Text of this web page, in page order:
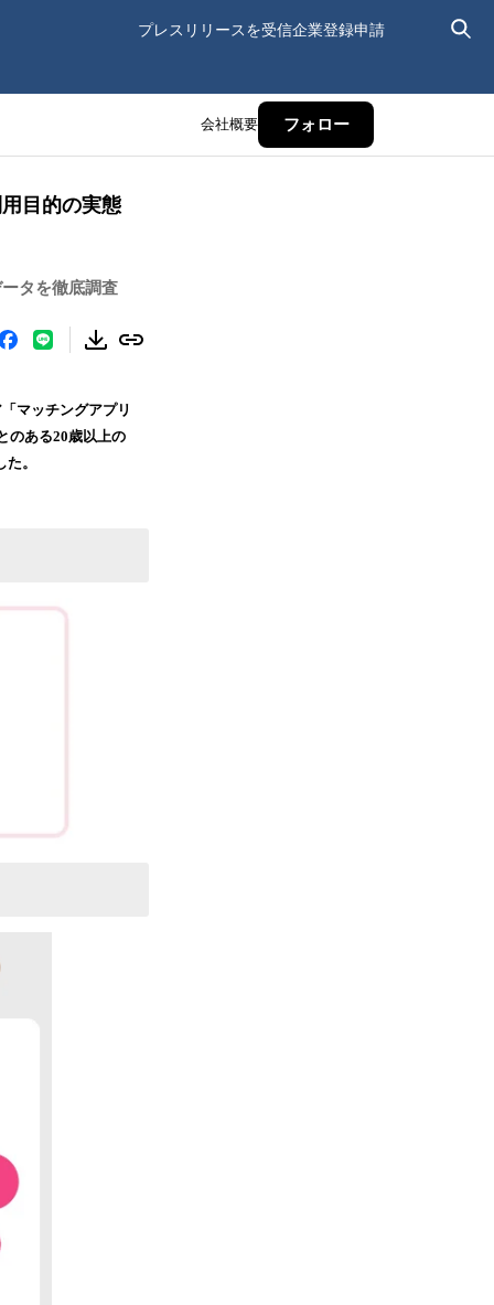
プレスリリースを受信企業登録申請
会社概要 フォロー
目的の実態
タを徹底調査
マッチングアプリ
のある20歳以上の
。